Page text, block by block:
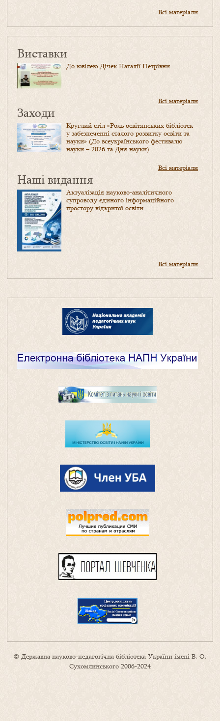
Всі матеріали
Виставки
До ювілею Дічек Наталії Петрівни
Всі матеріали
Заходи
Круглий стіл «Роль освітянських бібліотек
у забезпеченні сталого розвитку освіти та
науки» (До всеукраїнського фестивалю
науки – 2026 та Дня науки)
Всі матеріали
Наші видання
Актуалізація науково-аналітичного
супроводу єдиного інформаційного
простору відкритої освіти
Всі матеріали
© Державна науково-педагогічна бібліотека України імені В. О.
Сухомлинського 2006-2024